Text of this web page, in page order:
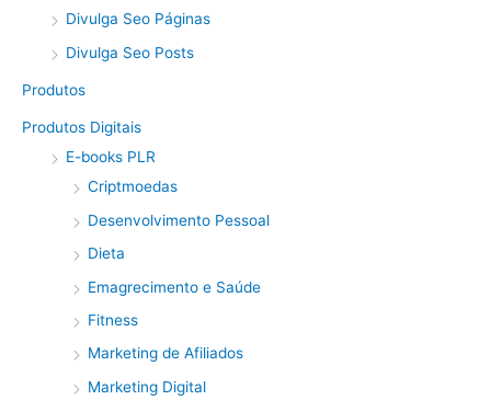
Divulga Seo Páginas
Divulga Seo Posts
Produtos
Produtos Digitais
E-books PLR
Criptmoedas
Desenvolvimento Pessoal
Dieta
Emagrecimento e Saúde
Fitness
Marketing de Afiliados
Marketing Digital